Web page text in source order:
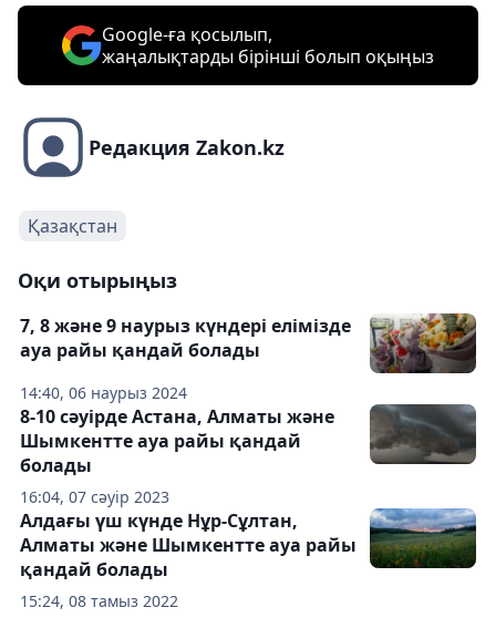
Google-ға қосылып,
жаңалықтарды бірінші болып оқыңыз
Редакция Zakon.kz
Қазақстан
Оқи отырыңыз
14:40, 06 наурыз 2024
7, 8 және 9 наурыз күндері елімізде
ауа райы қандай болады
16:04, 07 сәуір 2023
8-10 сәуірде Астана, Алматы және
Шымкентте ауа райы қандай
болады
15:24, 08 тамыз 2022
Алдағы үш күнде Нұр-Сұлтан,
Алматы және Шымкентте ауа райы
қандай болады